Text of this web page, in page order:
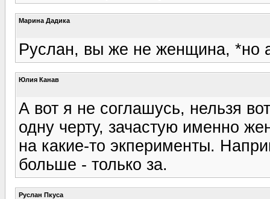
Марина Дадика
Руслан, вы же не женщина, *но
Юлия Канав
А вот я не соглашусь, нельзя
одну черту, зачастую именно
на какие-то экперименты.
больше - только за.
Руслан Пкуса